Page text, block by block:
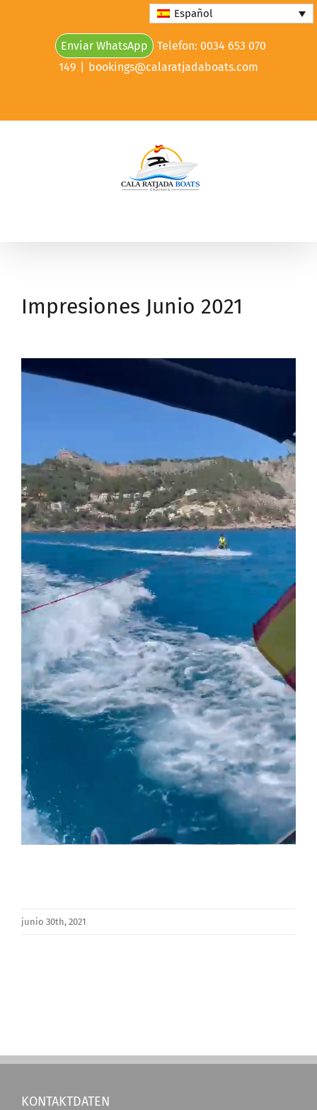
Enviar WhatsApp
Telefon: 0034 653 070
149
bookings@calaratjadaboats.com
Impresiones Junio 2021
junio 30th, 2021
KONTAKTDATEN
Español